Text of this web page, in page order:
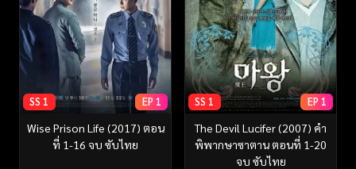
SS 1 EP 1
Wise Prison Life (2017) ตอน
ที่ 1-16 จบ ซับไทย
SS 1 EP 1
The Devil Lucifer (2007) คำ
พิพากษาซาตาน ตอนที่ 1-20
จบ ซับไทย